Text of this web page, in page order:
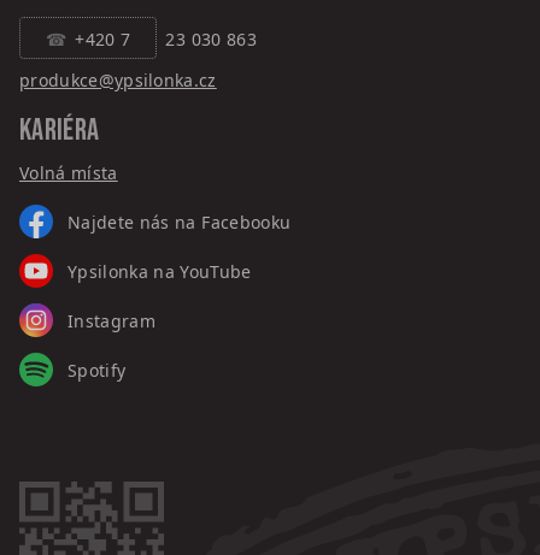
+420 7
23 030 863
produkce@ypsilonka.cz
KARIÉRA
Volná místa
Najdete nás na Facebooku
Ypsilonka na YouTube
Instagram
Spotify